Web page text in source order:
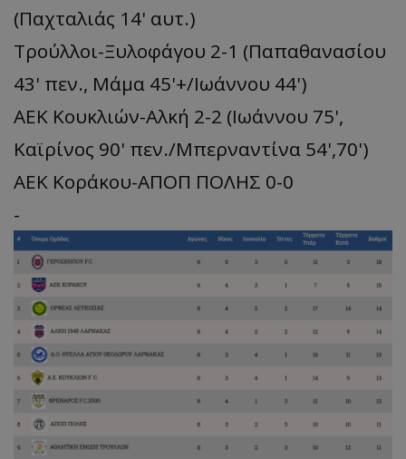
(Παχταλιάς 14' αυτ.)
Τρούλλοι-Ξυλοφάγου 2-1 (Παπαθανασίου
43' πεν., Μάμα 45'+/Ιωάννου 44')
ΑΕΚ Κουκλιών-Αλκή 2-2 (Ιωάννου 75',
Καϊρίνος 90' πεν./Μπερναντίνα 54',70')
ΑΕΚ Κοράκου-ΑΠΟΠ ΠΟΛΗΣ 0-0
-